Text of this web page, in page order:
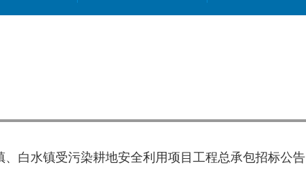
、白水镇受污染耕地安全利用项目工程总承包招标公告